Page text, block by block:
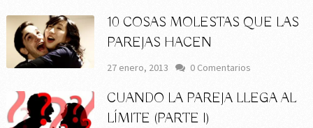
10 COSAS MOLESTAS QUE LAS
PAREJAS HACEN
27 enero, 2013 0 Comentarios
CUANDO LA PAREJA LLEGA AL
LÍMITE (PARTE I)